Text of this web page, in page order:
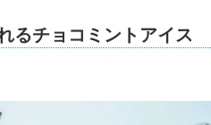
るチョコミントアイス